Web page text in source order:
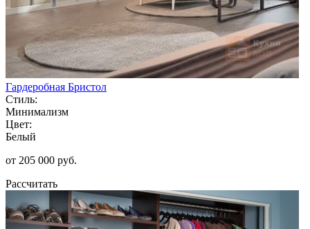
Гардеробная Бристол
Стиль:
Минимализм
Цвет:
Белый
от 205 000 руб.
Рассчитать